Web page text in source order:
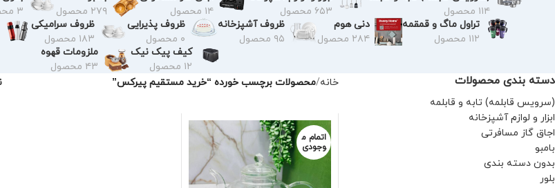
۱۱۴ محصول
۶۵۳ محصول
۱۴ محصول
۲۷۹ محصول
۳ محصول
تراول ماگ و قمقمه
۱۱۲ محصول
دنی هوم
۲۸۴ محصول
ظروف آشپزخانه
۹۵ محصول
ظروف پذیرایی
۰ محصول
ظروف سرامیکی
۱۸۳ محصول
کیف پیک نیک
۱۲ محصول
ملزومات قهوه
۴۳ محصول
دسته بندی محصولات
(سرویس قابلمه) تابه و قابلمه
ابزار و لوازم آشپزخانه
اجاق گاز مسافرتی
بامبو
بدون دسته بندی
بلور
خانه محصولات برچسب خورده “خرید مستقیم پیرکس”
اتمام م
وجودی